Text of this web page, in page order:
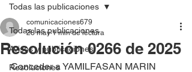
Todas las publicaciones
Avisos y publicaciones
Resoluciones
Todas las publicaciones
Resolución 0266 de 2025
comunicaciones679
28 may 1 min de lectura
Conceder a YAMILFASAN MARIN